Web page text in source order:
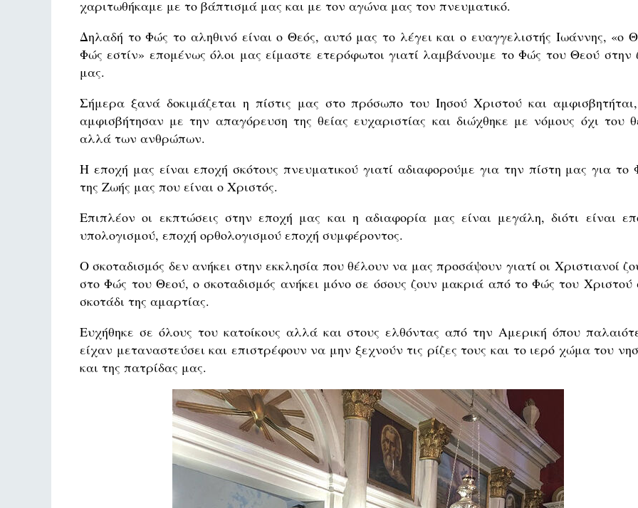
χαριτωθήκαμε με το βάπτισμά μας και με τον αγώνα μας τον πνευματικό.
Δηλαδή το Φώς το αληθινό είναι ο Θεός, αυτό μας το λέγει και ο ευαγγελιστής Ιωάννης, «ο
Φώς εστίν» επομένως όλοι μας είμαστε ετερόφωτοι γιατί λαμβάνουμε το Φώς του Θεού στην
μας.
Σήμερα ξανά δοκιμάζεται η πίστις μας στο πρόσωπο του Ιησού Χριστού και
αμφισβήτησαν με την απαγόρευση της θείας ευχαριστίας και διώχθηκε με νόμους όχι του
αλλά των ανθρώπων.
Η εποχή μας είναι εποχή σκότους πνευματικού γιατί αδιαφορούμε για την πίστη μας για το
της Ζωής μας που είναι ο Χριστός.
Επιπλέον οι εκπτώσεις στην εποχή μας και η αδιαφορία μας είναι μεγάλη, διότι είναι
υπολογισμού, εποχή ορθολογισμού εποχή συμφέροντος.
Ο σκοταδισμός δεν ανήκει στην εκκλησία που θέλουν να μας προσάψουν γιατί οι Χριστιανοί
στο Φώς του Θεού, ο σκοταδισμός ανήκει μόνο σε όσους ζουν μακριά από το Φώς του Χριστού
σκοτάδι της αμαρτίας.
Ευχήθηκε σε όλους του κατοίκους αλλά και στους ελθόντας από την Αμερική όπου
είχαν μεταναστεύσει και επιστρέφουν να μην ξεχνούν τις ρίζες τους και το ιερό χώμα του
και της πατρίδας μας.